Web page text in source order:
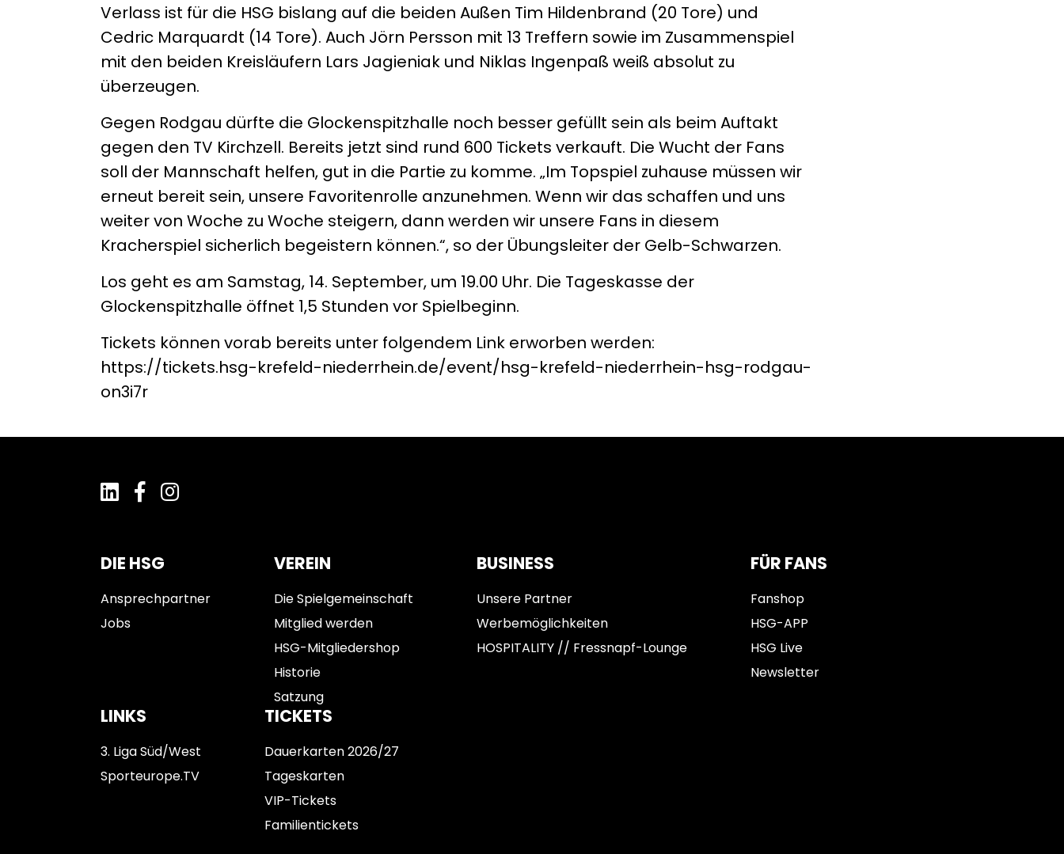
Verlass ist für die HSG bislang auf die beiden Außen Tim Hildenbrand (20 Tore) und
Cedric Marquardt (14 Tore). Auch Jörn Persson mit 13 Treffern sowie im Zusammenspiel
mit den beiden Kreisläufern Lars Jagieniak und Niklas Ingenpaß weiß absolut zu
überzeugen.
Gegen Rodgau dürfte die Glockenspitzhalle noch besser gefüllt sein als beim Auftakt
gegen den TV Kirchzell. Bereits jetzt sind rund 600 Tickets verkauft. Die Wucht der Fans
soll der Mannschaft helfen, gut in die Partie zu komme. „Im Topspiel zuhause müssen wir
erneut bereit sein, unsere Favoritenrolle anzunehmen. Wenn wir das schaffen und uns
weiter von Woche zu Woche steigern, dann werden wir unsere Fans in diesem
Kracherspiel sicherlich begeistern können.“, so der Übungsleiter der Gelb-Schwarzen.
Los geht es am Samstag, 14. September, um 19.00 Uhr. Die Tageskasse der
Glockenspitzhalle öffnet 1,5 Stunden vor Spielbeginn.
Tickets können vorab bereits unter folgendem Link erworben werden:
https://tickets.hsg-krefeld-niederrhein.de/event/hsg-krefeld-niederrhein-hsg-rodgau-
on3i7r
DIE HSG
Ansprechpartner
Jobs
VEREIN
Die Spielgemeinschaft
Mitglied werden
HSG-Mitgliedershop
Historie
Satzung
BUSINESS
Unsere Partner
Werbemöglichkeiten
HOSPITALITY // Fressnapf-Lounge
FÜR FANS
Fanshop
HSG-APP
HSG Live
Newsletter
LINKS
3. Liga Süd/West
Sporteurope.TV
TICKETS
Dauerkarten 2026/27
Tageskarten
VIP-Tickets
Familientickets